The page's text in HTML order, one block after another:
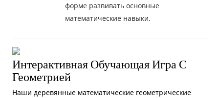
форме развивать основные
математические навыки.
Интерактивная Обучающая Игра С
Геометрией
Наши деревянные математические геометрические